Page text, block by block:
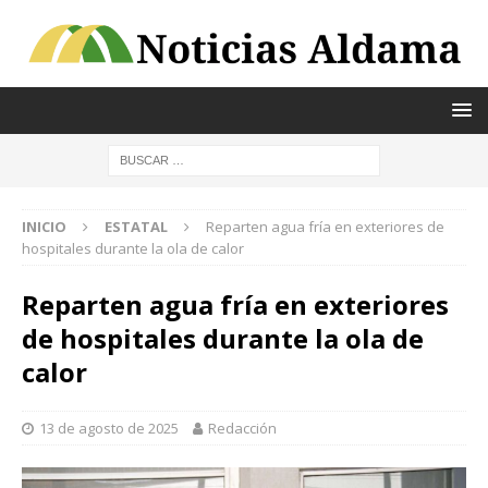
INICIO ESTATAL
Reparten agua fría en exteriores de
hospitales durante la ola de calor
Reparten agua fría en exteriores
de hospitales durante la ola de
calor
13 de agosto de 2025 Redacción